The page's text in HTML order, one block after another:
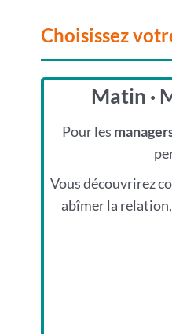
Choisissez
Matin ·
Pour les
Vous découvrirez
abîmer la